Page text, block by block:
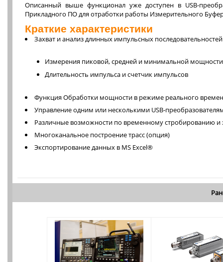
Описанный выше функционал уже доступен в USB-
Прикладного ПО для отработки работы Измерительного
Краткие характеристики
Захват и анализ длинных импульсных последовательностей
Измерения пиковой, средней и минимальной мощности
Длительность импульса и счетчик импульсов
Функция Обработки мощности в режиме реального
Управление одним или несколькими USB-
Различные возможности по временному стробированию и
Многоканальное построение трасс (опция)
Экспортирование данных в MS Excel®